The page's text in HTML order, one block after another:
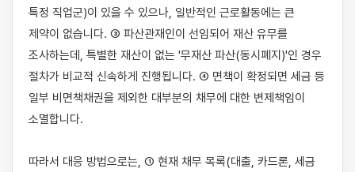
특정 직업군)이 있을 수 있으나, 일반적인 근로활동에는 큰
제약이 없습니다. ③ 파산관재인이 선임되어 재산 유무를
조사하는데, 특별한 재산이 없는 '무재산 파산(동시폐지)'인 경우
절차가 비교적 신속하게 진행됩니다. ④ 면책이 확정되면 세금 등
일부 비면책채권을 제외한 대부분의 채무에 대한 변제책임이
소멸합니다.
따라서 대응 방법으로는, ① 현재 채무 목록(대출, 카드론, 세금